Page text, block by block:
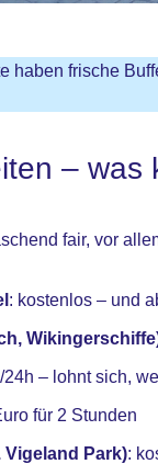
haben frische
–
fair, vor
: kostenlos – und
24h – lohnt sich,
für 2 Stunden
Vigeland Park):